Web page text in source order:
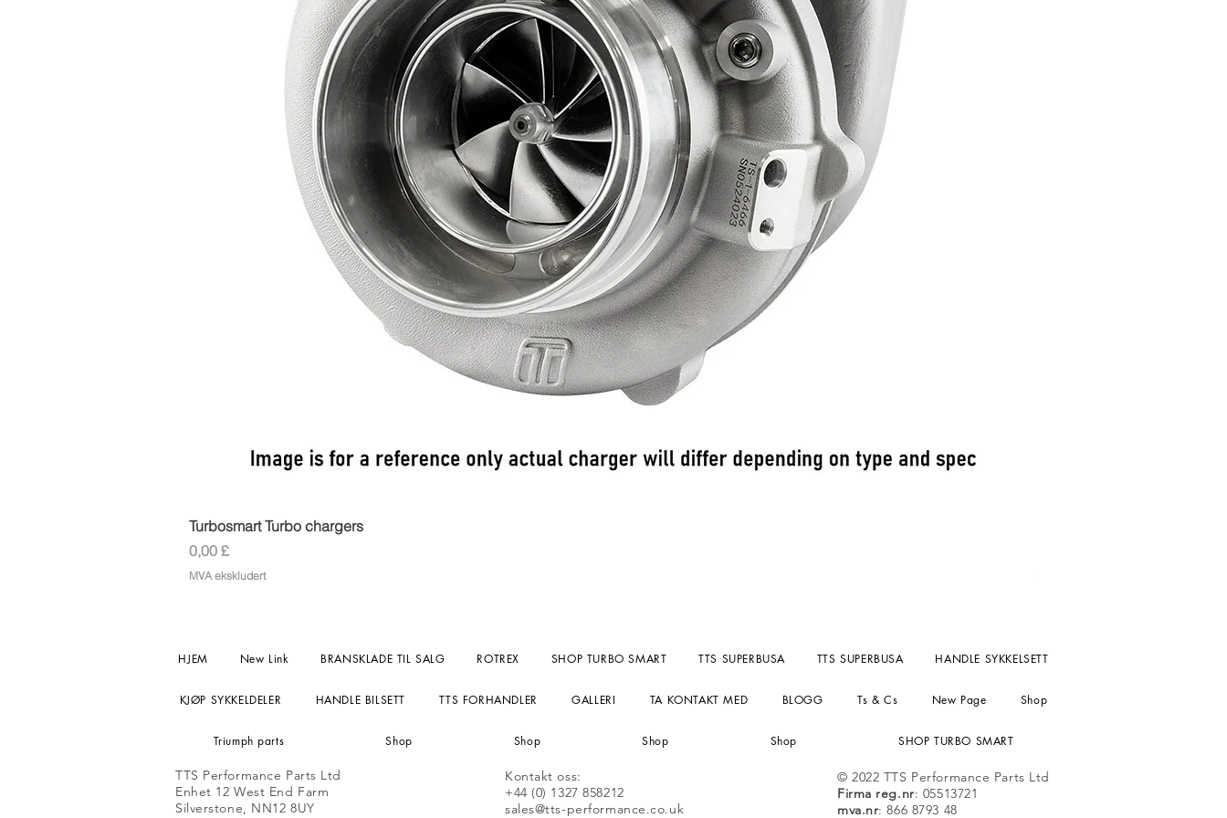
Turbosmart Turbo chargers
Pris
0,00 £
MVA ekskludert
HJEM New Link BRANSKLADE TIL SALG ROTREX SHOP TURBO SMART TTS SUPERBUSA TTS SUPERBUSA HANDLE SYKKELSETT
KJØP SYKKELDELER HANDLE BILSETT TTS FORHANDLER GALLERI TA KONTAKT MED BLOGG Ts & Cs New Page Shop
Triumph parts Shop Shop Shop Shop SHOP TURBO SMART
TTS Performance Parts Ltd
Enhet 12 West End Farm
Silverstone, NN12 8UY
Kontakt oss:
+44 (0) 1327 858212
sales@tts-performance.co.uk
© 2022 TTS Performance Parts Ltd
Firma reg.nr: 05513721
mva.nr: 866 8793 48